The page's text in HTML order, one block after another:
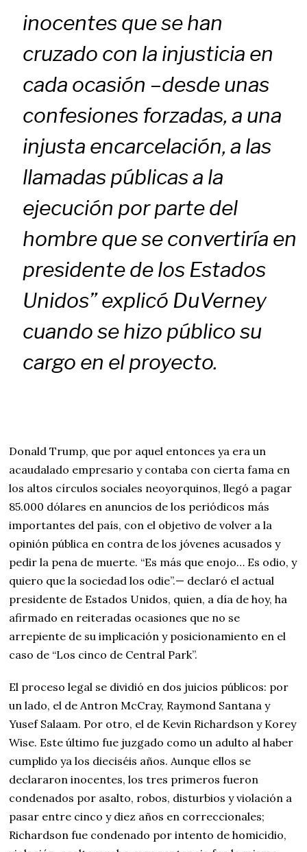
inocentes que se han
cruzado con la injusticia en
cada ocasión –desde unas
confesiones forzadas, a una
injusta encarcelación, a las
llamadas públicas a la
ejecución por parte del
hombre que se convertiría en
presidente de los Estados
Unidos” explicó DuVerney
cuando se hizo público su
cargo en el proyecto.
Donald Trump, que por aquel entonces ya era un
acaudalado empresario y contaba con cierta fama en
los altos círculos sociales neoyorquinos, llegó a pagar
85.000 dólares en anuncios de los periódicos más
importantes del país, con el objetivo de volver a la
opinión pública en contra de los jóvenes acusados y
pedir la pena de muerte. “Es más que enojo… Es odio, y
quiero que la sociedad los odie”.— declaró el actual
presidente de Estados Unidos, quien, a día de hoy, ha
afirmado en reiteradas ocasiones que no se
arrepiente de su implicación y posicionamiento en el
caso de “Los cinco de Central Park”.
El proceso legal se dividió en dos juicios públicos: por
un lado, el de Antron McCray, Raymond Santana y
Yusef Salaam. Por otro, el de Kevin Richardson y Korey
Wise. Este último fue juzgado como un adulto al haber
cumplido ya los dieciséis años. Aunque ellos se
declararon inocentes, los tres primeros fueron
condenados por asalto, robos, disturbios y violación a
pasar entre cinco y diez años en correccionales;
Richardson fue condenado por intento de homicidio,